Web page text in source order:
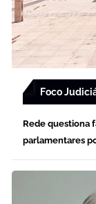
Foco
Rede questiona
parlamentares